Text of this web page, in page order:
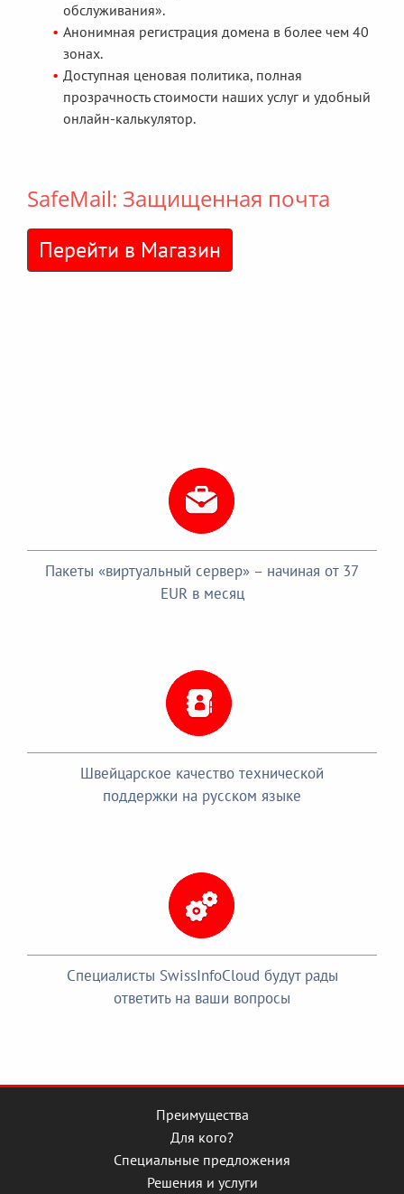
обслуживания».
Анонимная регистрация домена в более чем 40
зонах.
Доступная ценовая политика, полная
прозрачность стоимости наших услуг и удобный
онлайн-калькулятор.
SafeMail: Защищенная почта
Перейти в Магазин
Пакеты «виртуальный сервер» – начиная от 37
EUR в месяц
Швейцарское качество технической
поддержки на русском языке
Специалисты SwissInfoCloud будут рады
ответить на ваши вопросы
Преимущества
Для кого?
Специальные предложения
Решения и услуги